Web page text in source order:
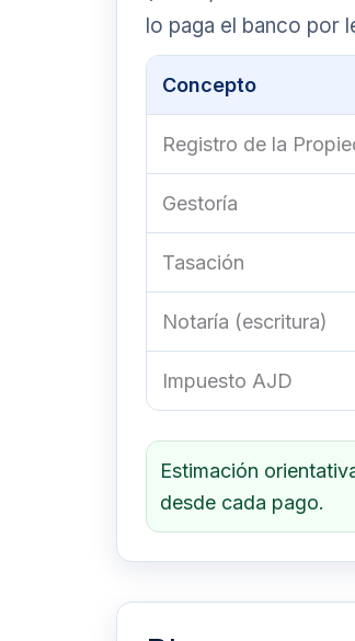
lo paga el banco por
Concepto
Registro de la
Gestoría
Tasación
Notaría (escritura)
Impuesto AJD
Estimación
desde cada pago.